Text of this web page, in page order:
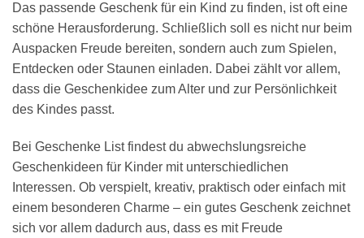
Das passende Geschenk für ein Kind zu finden, ist oft eine
schöne Herausforderung. Schließlich soll es nicht nur beim
Auspacken Freude bereiten, sondern auch zum Spielen,
Entdecken oder Staunen einladen. Dabei zählt vor allem,
dass die Geschenkidee zum Alter und zur Persönlichkeit
des Kindes passt.
Bei Geschenke List findest du abwechslungsreiche
Geschenkideen für Kinder mit unterschiedlichen
Interessen. Ob verspielt, kreativ, praktisch oder einfach mit
einem besonderen Charme – ein gutes Geschenk zeichnet
sich vor allem dadurch aus, dass es mit Freude